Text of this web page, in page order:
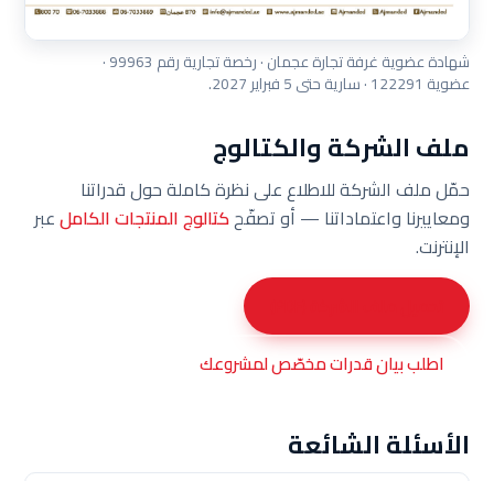
شهادة عضوية غرفة تجارة عجمان · رخصة تجارية رقم 99963 ·
عضوية 122291 · سارية حتى 5 فبراير 2027.
ملف الشركة والكتالوج
حمّل ملف الشركة للاطلاع على نظرة كاملة حول قدراتنا
ومعاييرنا واعتماداتنا — أو تصفّحكتالوج المنتجات الكاملعبر
الإنترنت.
اطلب بيان قدرات مخصّص لمشروعك
الأسئلة الشائعة